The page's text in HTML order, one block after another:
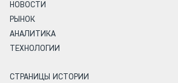
НОВОСТИ
РЫНОК
АНАЛИТИКА
ТЕХНОЛОГИИ
СТРАНИЦЫ ИСТОРИИ